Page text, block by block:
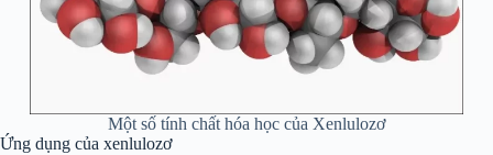
Một số tính chất hóa học của Xenlulozơ
Ứng dụng của xenlulozơ